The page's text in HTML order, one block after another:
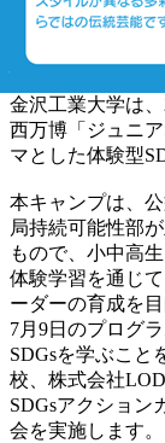
金沢工業大学は
西万博「ジュニ
マとした体験型
本キャンプは、
局持続可能性部
もので、小中高
体験学習を通じ
ーダーの育成を
7月9日のプログ
SDGsを学ぶこと
校、株式会社
SDGsアクション
会を実施します。